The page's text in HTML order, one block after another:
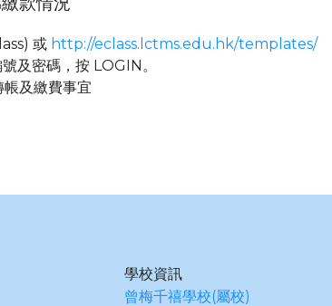
或 http://eclass.lctms.edu.hk/templates/
及密碼，按 LOGIN。
及繳費事宜
學校資訊
曾梅千禧學校(屬校)